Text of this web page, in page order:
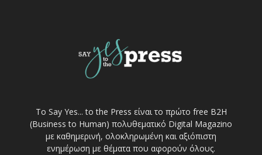
Το Say Yes... to the Press είναι το πρώτο free Β2Η
(Business to Human) πολυθεματικό Digital Magazino
με καθημερινή, ολοκληρωμένη και αξιόπιστη
ενημέρωση με θέματα που αφορούν όλους.